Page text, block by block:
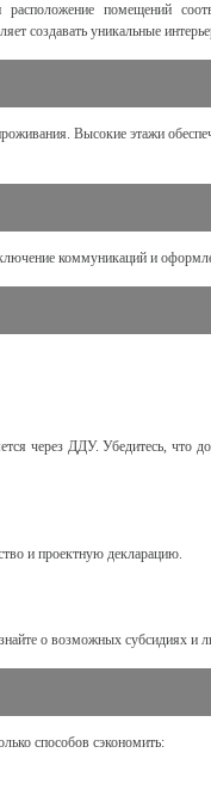
помещений
создавать уникальные
Высокие этажи
коммуникаций и
через ДДУ. Убедитесь, что
и проектную декларацию.
о возможных субсидиях и
способов сэкономить: